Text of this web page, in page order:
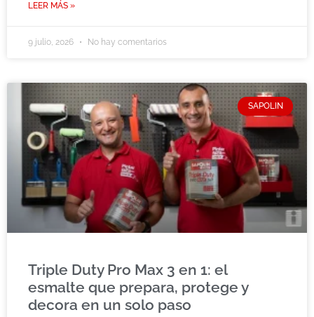
LEER MÁS »
9 julio, 2026 No hay comentarios
SAPOLIN
Triple Duty Pro Max 3 en 1: el
esmalte que prepara, protege y
decora en un solo paso